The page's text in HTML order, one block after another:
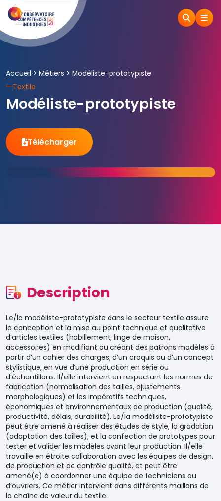
Accueil > Métiers > Modéliste-prototypiste
Textile
Modéliste-prototypiste
Télécharger
Description
Le/la modéliste-prototypiste dans le secteur textile assure
la conception et la mise au point technique et qualitative
d’articles textiles (habillement, linge de maison,
accessoires) en modifiant ou créant des patrons modèles à
partir d’un cahier des charges, d’un croquis ou d’un concept
stylistique, en vue d’une production en série ou
d’échantillons. Il/elle intervient en respectant les normes de
fabrication (normalisation des tailles, ajustements
morphologiques) et les impératifs techniques,
économiques et environnementaux de production (qualité,
productivité, délais, durabilité). Le/la modéliste-prototypiste
peut être amené à réaliser des études de style, la gradation
(adaptation des tailles), et la confection de prototypes pour
tester et valider les modèles avant leur production. Il/elle
travaille en étroite collaboration avec les équipes de design,
de production et de contrôle qualité, et peut être
amené(e) à coordonner une équipe de techniciens ou
d’ouvriers. Ce métier intervient dans différents maillons de
la chaîne de valeur du textile.